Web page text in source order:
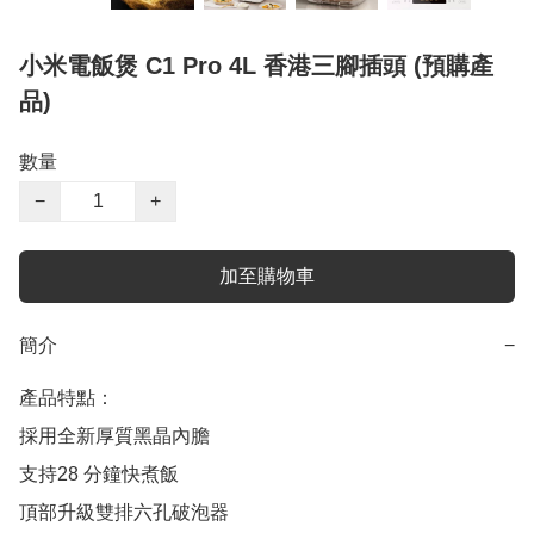
小米電飯煲 C1 Pro 4L 香港三腳插頭 (預購產
品)
數量
−
+
加至購物車
簡介 −
產品特點：
採用全新厚質黑晶內膽
支持28 分鐘快煮飯
頂部升級雙排六孔破泡器